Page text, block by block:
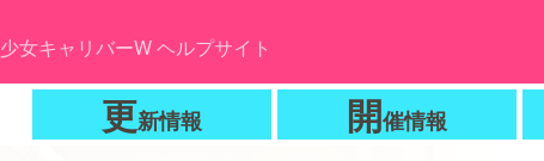
少女キャリバーW ヘルプサイト
更新情報 開催情報